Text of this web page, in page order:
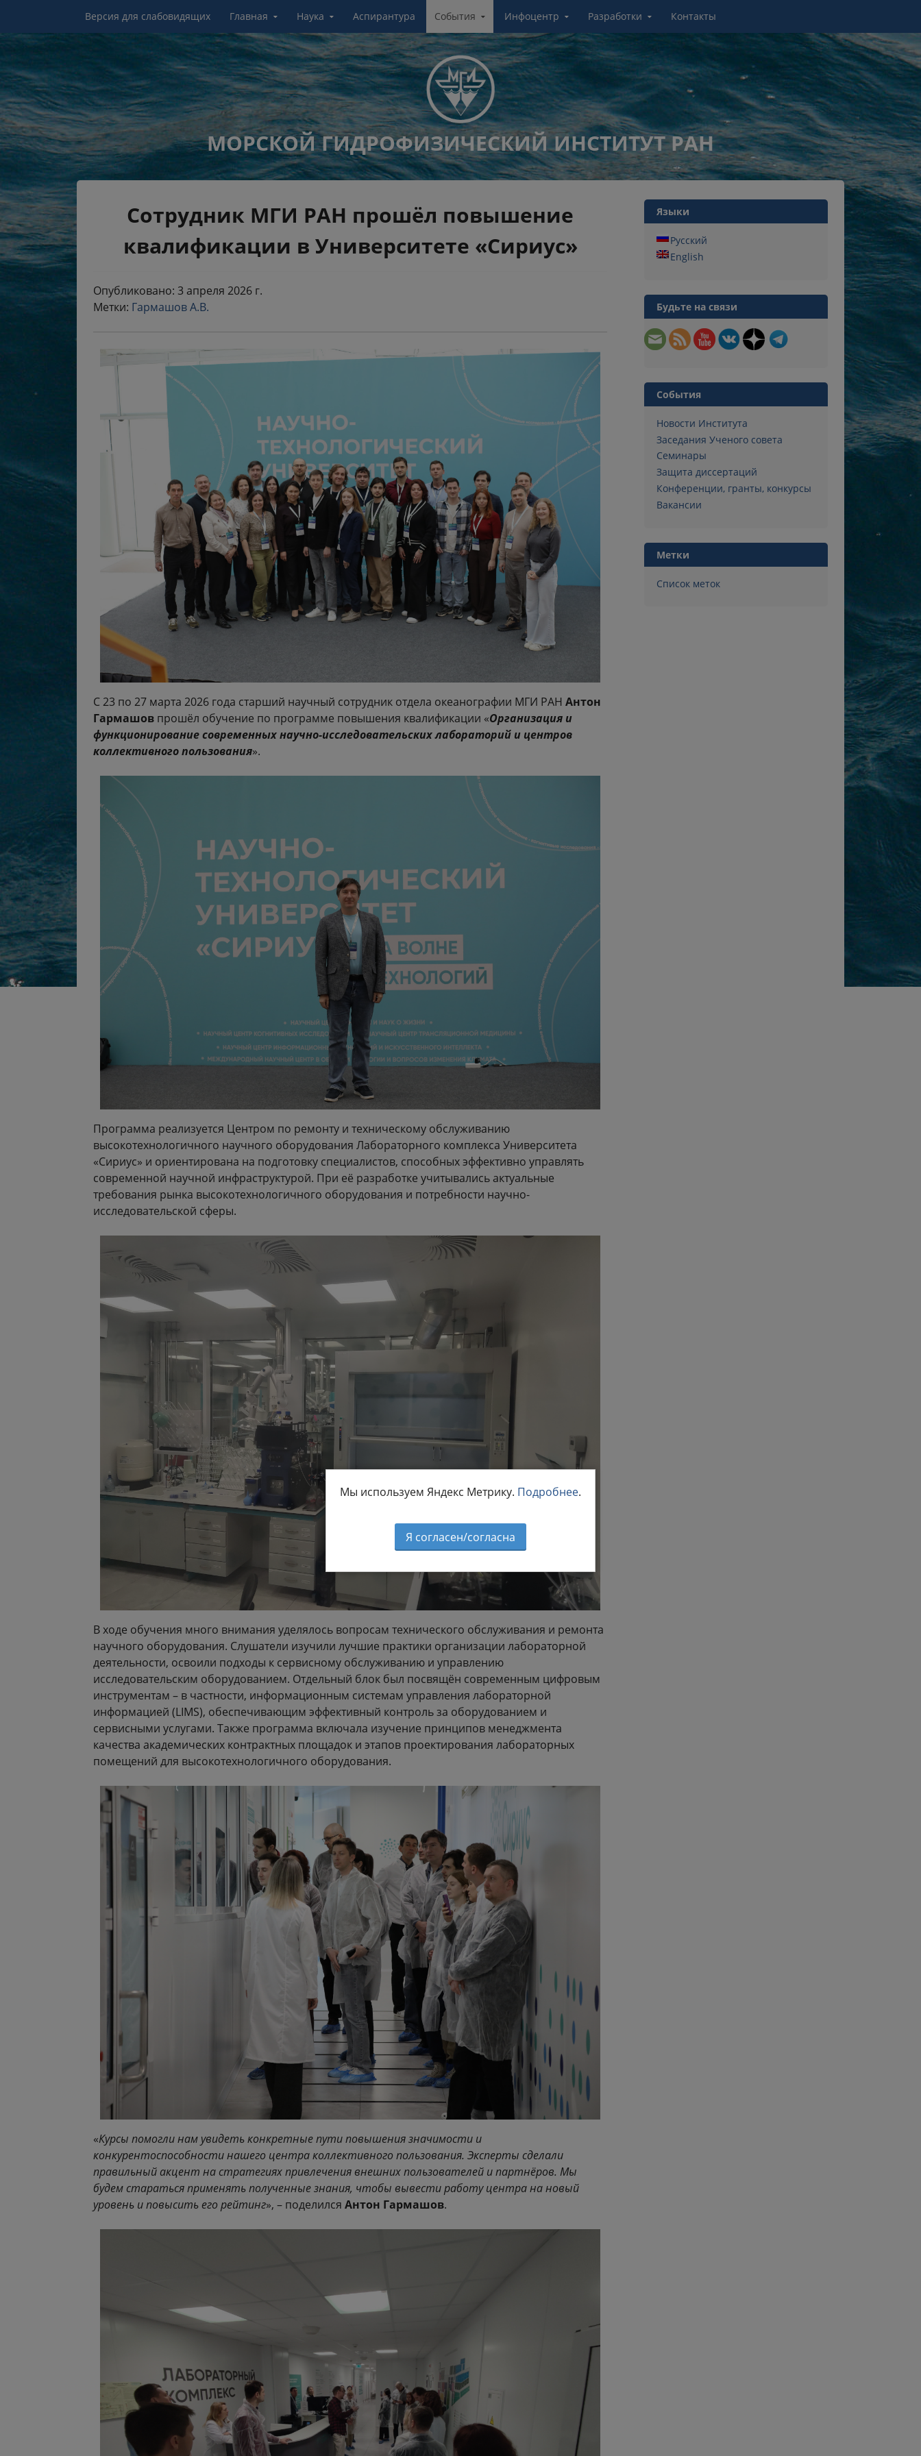
Версия для слабовидящих Главная Наука Аспирантура События Инфоцентр Разработки Контакты
МОРСКОЙ ГИДРОФИЗИЧЕСКИЙ ИНСТИТУТ РАН
Сотрудник МГИ РАН прошёл повышение
квалификации в Университете «Сириус»
Опубликовано: 3 апреля 2026 г.
Метки: Гармашов А.В.
С 23 по 27 марта 2026 года старший научный сотрудник отдела океанографии МГИ РАН Антон
Гармашов прошёл обучение по программе повышения квалификации «Организация и
функционирование современных научно-исследовательских лабораторий и центров
коллективного пользования».
Программа реализуется Центром по ремонту и техническому обслуживанию
высокотехнологичного научного оборудования Лабораторного комплекса Университета
«Сириус» и ориентирована на подготовку специалистов, способных эффективно управлять
современной научной инфраструктурой. При её разработке учитывались актуальные
требования рынка высокотехнологичного оборудования и потребности научно-
исследовательской сферы.
В ходе обучения много внимания уделялось вопросам технического обслуживания и ремонта
научного оборудования. Слушатели изучили лучшие практики организации лабораторной
деятельности, освоили подходы к сервисному обслуживанию и управлению
исследовательским оборудованием. Отдельный блок был посвящён современным цифровым
инструментам – в частности, информационным системам управления лабораторной
информацией (LIMS), обеспечивающим эффективный контроль за оборудованием и
сервисными услугами. Также программа включала изучение принципов менеджмента
качества академических контрактных площадок и этапов проектирования лабораторных
помещений для высокотехнологичного оборудования.
«Курсы помогли нам увидеть конкретные пути повышения значимости и
конкурентоспособности нашего центра коллективного пользования. Эксперты сделали
правильный акцент на стратегиях привлечения внешних пользователей и партнёров. Мы
будем стараться применять полученные знания, чтобы вывести работу центра на новый
уровень и повысить его рейтинг», – поделился Антон Гармашов.
Языки
Русский
English
Будьте на связи
События
Новости Института
Заседания Ученого совета
Семинары
Защита диссертаций
Конференции, гранты, конкурсы
Вакансии
Метки
Список меток
Мы используем Яндекс Метрику. Подробнее.
Я согласен/согласна